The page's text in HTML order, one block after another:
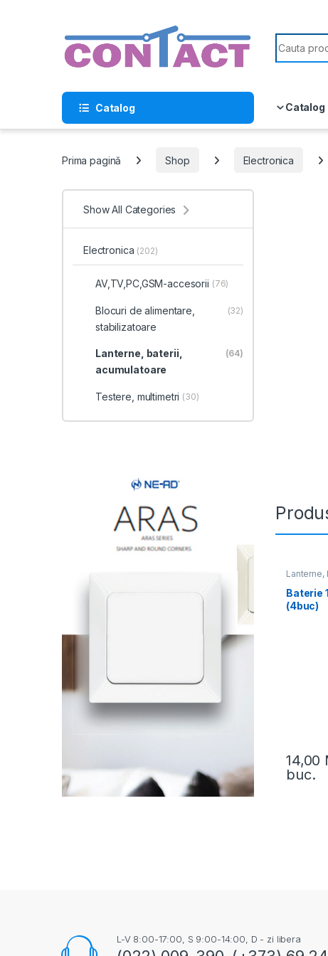
Search
Catalog
Prima pagină Shop Electronica
Lanterne,
Baterie
(4buc)
14,00
buc.
Show All Categories
Electronica (202)
AV,TV,PC,GSM-accesorii (76)
Blocuri de alimentare,
stabilizatoare
(32)
Lanterne, baterii,
acumulatoare
(64)
Testere, multimetri (30)
L-V 8:00-17:00, S 9:00-14:00, D - zi libera